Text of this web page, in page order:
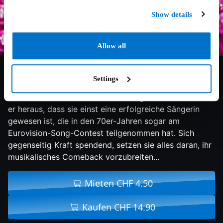
Show details
Allow all
Settings
5.7/10 2016 90 min Komödie
Ein junger Boxer verliebt sich in eine ältere Frau, die in
einer Fabrik arbeitet. Erst nach einiger Zeit bekommt
er heraus, dass sie einst eine erfolgreiche Sängerin
gewesen ist, die in den 70er-Jahren sogar am
Eurovision-Song-Contest teilgenommen hat. Sich
gegenseitig Kraft spendend, setzen sie alles daran, ihr
musikalisches Comeback vorzubreiten...
Mieten CHF 4.50
Kaufen CHF 14.90